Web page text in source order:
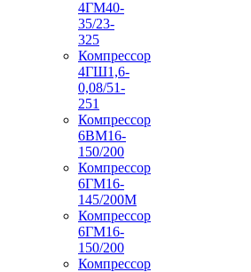
4ГМ40-
35/23-
325
Компрессор
4ГШ1,6-
0,08/51-
251
Компрессор
6ВМ16-
150/200
Компрессор
6ГМ16-
145/200М
Компрессор
6ГМ16-
150/200
Компрессор